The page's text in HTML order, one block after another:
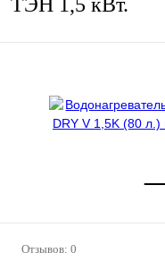
Отзывов: 0